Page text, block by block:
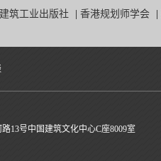
筑工业出版社 香港规划师学会
13号中国建筑文化中心C座8009室